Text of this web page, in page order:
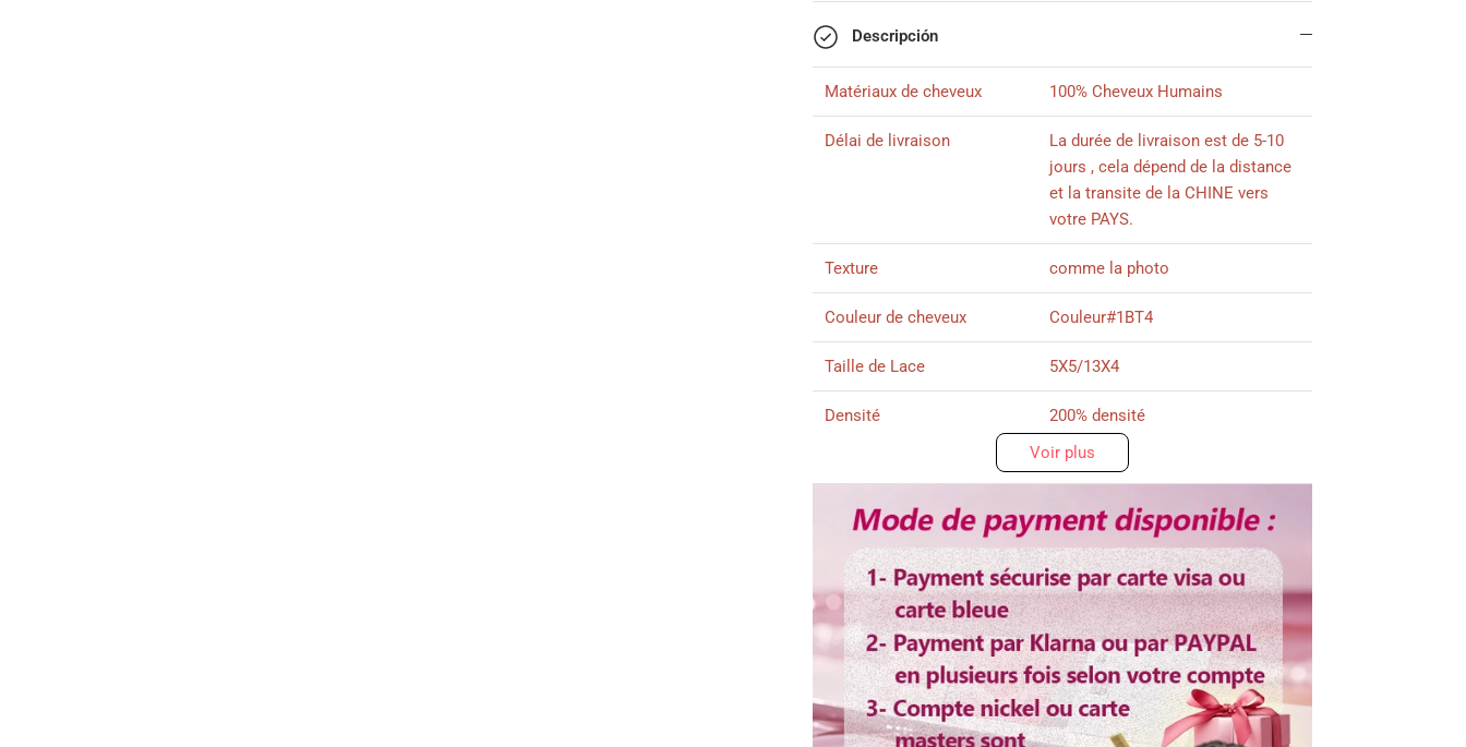
Descripción
Matériaux de cheveux 100% Cheveux Humains
Délai de livraison
La durée de livraison est de 5-10
jours , cela dépend de la distance
et la transite de la CHINE vers
votre PAYS.
Texture comme la photo
Couleur de cheveux Couleur#1BT4
Taille de Lace 5X5/13X4
Densité 200% densité
Comme indiqué sur l'image
Délai d'utilisation Plus de 3 ans
Couleur de dentelle Dentelle transparent
Bandes élastique Ajustable
Colorable ou décolorable Oui
Lisser ou boucler au fer Oui
Voir plus